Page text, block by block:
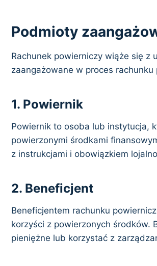
Podmioty
Rachunek powierniczy wiąże się z
zaangażowane w proces rachunku
1. Powiernik
Powiernik to osoba lub instytucja,
powierzonymi środkami
z instrukcjami i obowiązkiem
2. Beneficjent
Beneficjentem rachunku
korzyści z powierzonych środków.
pieniężne lub korzystać z